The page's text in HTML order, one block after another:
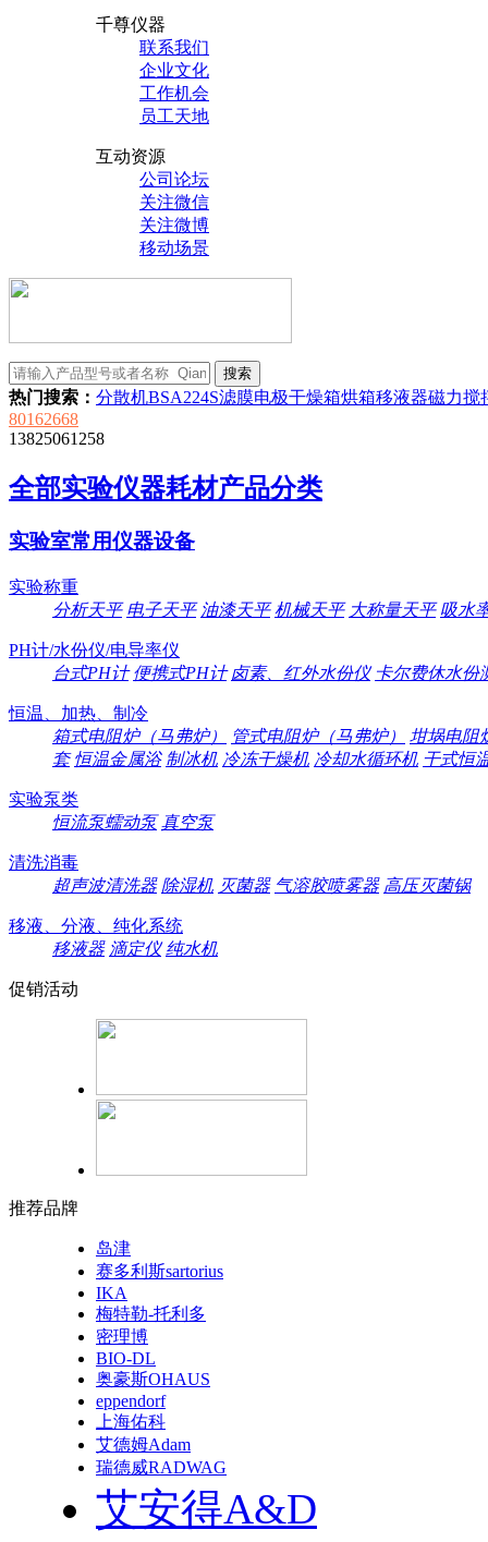
千尊仪器
联系我们
企业文化
工作机会
员工天地
互动资源
公司论坛
关注微信
关注微博
移动场景
热门搜索： 分散机BSA224S滤膜电极干燥箱烘箱移液器磁力搅
80162668
13825061258
全部实验仪器耗材产品分类
实验室常用仪器设备
实验称重
分析天平 电子天平 油漆天平 机械天平 大称量天平 吸水
PH计/水份仪/电导率仪
台式PH计 便携式PH计 卤素、红外水份仪 卡尔费休水份
恒温、加热、制冷
箱式电阻炉（马弗炉）
管式电阻炉（马弗炉）
坩埚电阻
套 恒温金属浴 制冰机 冷冻干燥机 冷却水循环机 干式恒
实验泵类
恒流泵蠕动泵 真空泵
清洗消毒
超声波清洗器 除湿机 灭菌器 气溶胶喷雾器 高压灭菌锅
移液、分液、纯化系统
移液器 滴定仪 纯水机
促销活动
推荐品牌
岛津
赛多利斯sartorius
IKA
梅特勒-托利多
密理博
BIO-DL
奥豪斯OHAUS
eppendorf
上海佑科
艾德姆Adam
瑞德威RADWAG
艾安得A&D